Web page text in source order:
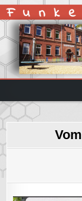
Skip
to
content